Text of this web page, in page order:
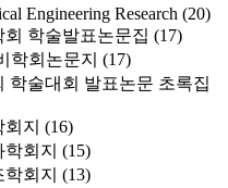
Engineering Research (20)
학술발표논문집 (17)
학회논문지 (17)
학술대회 발표논문 초록집
지 (16)
회지 (15)
회지 (13)